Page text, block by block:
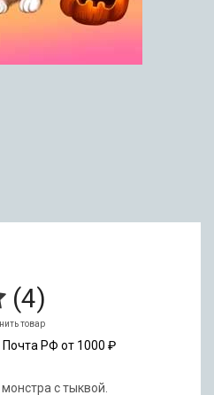
(4)
товар
Почта РФ от 1000 ₽
с тыквой.